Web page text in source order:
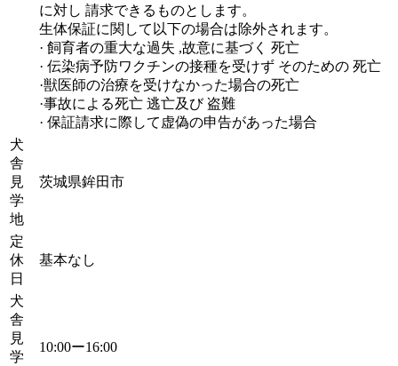
に対し 請求できるものとします。
生体保証に関して以下の場合は除外されます。
· 飼育者の重大な過失 ,故意に基づく 死亡
· 伝染病予防ワクチンの接種を受けず そのための 死亡
·獣医師の治療を受けなかった場合の死亡
·事故による死亡 逃亡及び 盗難
· 保証請求に際して虚偽の申告があった場合
犬
舎
見
学
地
茨城県鉾田市
定
休
日
基本なし
犬
舎
見
学
10:00ー16:00